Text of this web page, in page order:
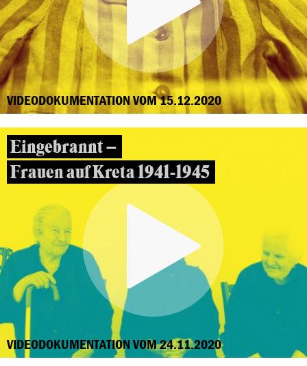
VIDEODOKUMENTATION VOM 15.12.2020
Eingebrannt –
Frauen auf Kreta 1941-1945
VIDEODOKUMENTATION VOM 24.11.2020